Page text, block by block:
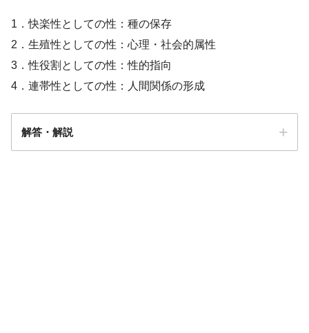
1．快楽性としての性：種の保存
2．生殖性としての性：心理・社会的属性
3．性役割としての性：性的指向
4．連帯性としての性：人間関係の形成
解答・解説